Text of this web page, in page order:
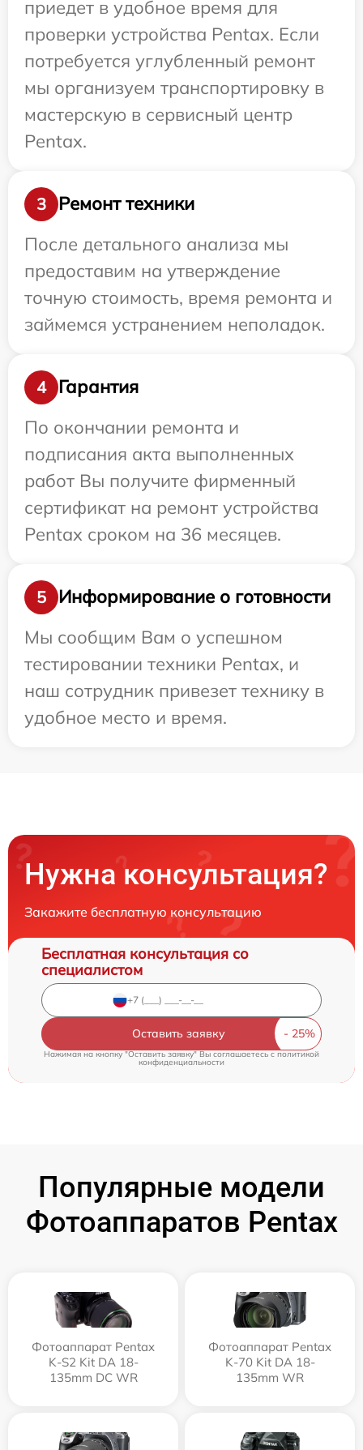
приедет в удобное время для
проверки устройства Pentax. Если
потребуется углубленный ремонт
мы организуем транспортировку в
мастерскую в сервисный центр
Pentax.
3
Ремонт техники
После детального анализа мы
предоставим на утверждение
точную стоимость, время ремонта и
займемся устранением неполадок.
4
Гарантия
По окончании ремонта и
подписания акта выполненных
работ Вы получите фирменный
сертификат на ремонт устройства
Pentax сроком на 36 месяцев.
5
Информирование о готовности
Мы сообщим Вам о успешном
тестировании техники Pentax, и
наш сотрудник привезет технику в
удобное место и время.
Нужна консультация?
Закажите бесплатную консультацию
Бесплатная консультация со
специалистом
Оставить заявку
Нажимая на кнопку "Оставить заявку" Вы соглашаетесь cполитикой
конфиденциальности
Популярные модели
Фотоаппаратов Pentax
Фотоаппарат Pentax
K-S2 Kit DA 18-
135mm DC WR
Фотоаппарат Pentax
K-70 Kit DA 18-
135mm WR